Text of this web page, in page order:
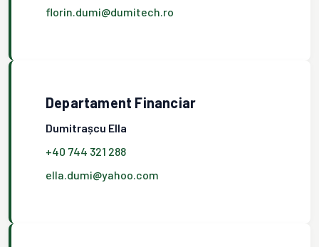
florin.dumi@dumitech.ro
Departament Financiar
Dumitrașcu Ella
+40 744 321 288
ella.dumi@yahoo.com